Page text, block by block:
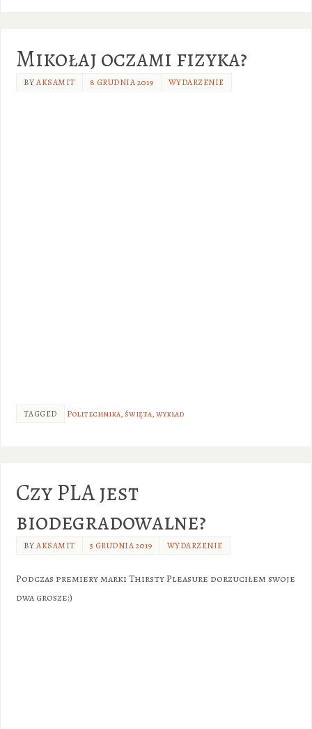
Mikołaj oczami fizyka?
BYAKSAMIT 8 GRUDNIA 2019 WYDARZENIE
TAGGED Politechnika,święta,wykład
Czy PLA jest
biodegradowalne?
BYAKSAMIT 5 GRUDNIA 2019 WYDARZENIE
Podczas premiery marki Thirsty Pleasure dorzuciłem swoje
dwa grosze:)